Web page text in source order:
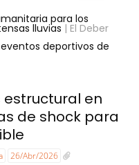
para los
lluvias | El Deber
deportivos de
estructural en
de shock para
26/Abr/2026